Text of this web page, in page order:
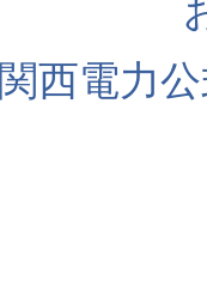
関西電力